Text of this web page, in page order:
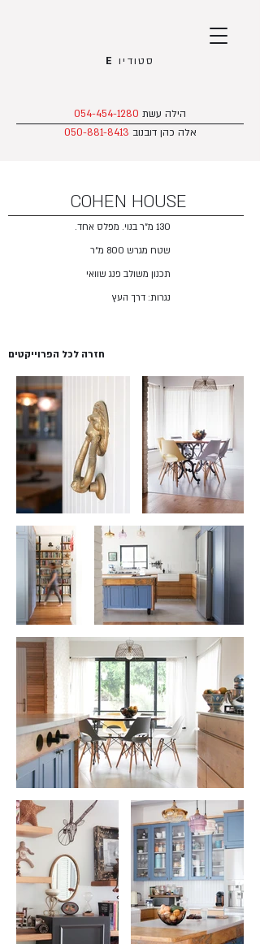
סטודיו E
הילה עשת 054-454-1280
אלה כהן דובנוב 050-881-8413
COHEN HOUSE
130 מ"ר בנוי. מפלס אחד.
שטח מגרש 800 מ״ר
תכנון משולב פנג שוואי
נגרות: דרך העץ
חזרה לכל הפרוייקטים